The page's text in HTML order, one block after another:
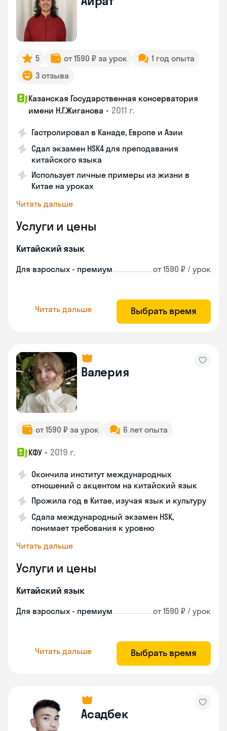
5 от 1590 ₽ за урок
1 год опыта
3 отзыва
Казанская Государственная консерватория
имени Н.Г.Жиганова • 2011 г.
Гастролировал в Канаде, Европе и Азии
Сдал экзамен HSK4 для преподавания
китайского языка
Использует личные примеры из жизни в
Китае на уроках
Читать дальше
Услуги и цены
Китайский язык
Для взрослых - премиум от 1590 ₽ / урок
Читать дальше Выбрать время
Валерия
от 1590 ₽ за урок 6 лет опыта
КФУ • 2019 г.
Окончила институт международных
отношений с акцентом на китайский язык
Прожила год в Китае, изучая язык и культуру
Сдала международный экзамен HSK,
понимает требования к уровню
Читать дальше
Услуги и цены
Китайский язык
Для взрослых - премиум от 1590 ₽ / урок
Читать дальше Выбрать время
Асадбек